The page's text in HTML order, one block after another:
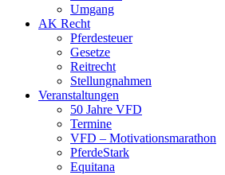
Umgang
AK Recht
Pferdesteuer
Gesetze
Reitrecht
Stellungnahmen
Veranstaltungen
50 Jahre VFD
Termine
VFD – Motivationsmarathon
PferdeStark
Equitana